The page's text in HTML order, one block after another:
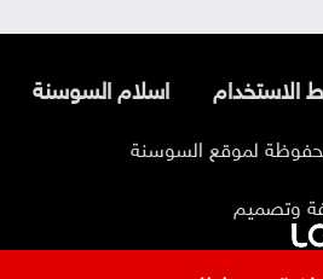
الاستخدام اسلام السوسنة
وتصميم